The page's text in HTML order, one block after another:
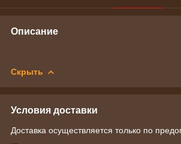
Описание
Скрыть
Условия доставки
Доставка осуществляется только по